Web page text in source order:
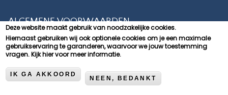
ALGEMENE VOORWAARDEN
PRIVACY POLICY
CONTACT
COOKIEVERKLARING
Deze website maakt gebruik van noodzakelijke cookies.
Hiernaast gebruiken wij ook optionele cookies om je een maximale
gebruikservaring te garanderen, waarvoor we jouw toestemming
vragen.Kijk hier voor meer informatie.
IK GA AKKOORD
NEEN, BEDANKT